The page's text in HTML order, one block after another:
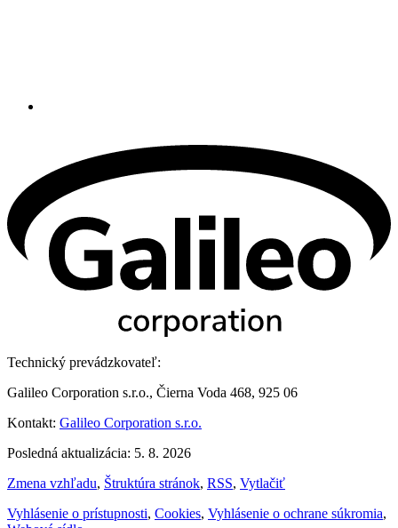
Technický prevádzkovateľ:
Galileo Corporation s.r.o., Čierna Voda 468, 925 06
Kontakt: Galileo Corporation s.r.o.
Posledná aktualizácia: 5. 8. 2026
Zmena vzhľadu, Štruktúra stránok, RSS, Vytlačiť
Vyhlásenie o prístupnosti, Cookies, Vyhlásenie o ochrane súkromia,